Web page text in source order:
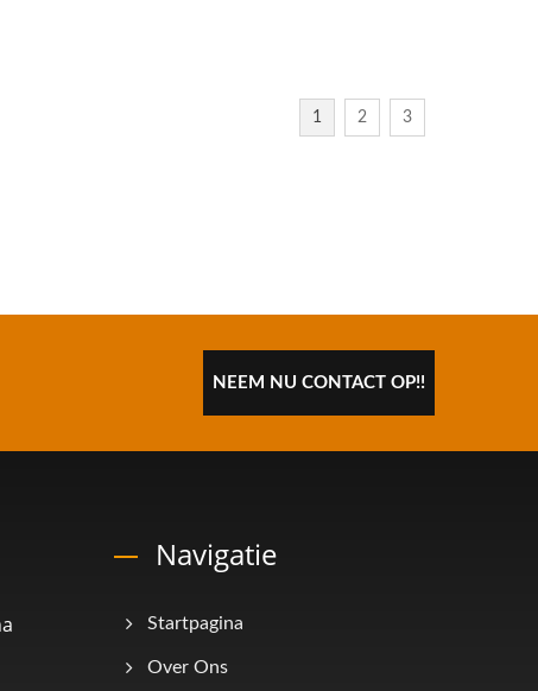
1 2 3
NEEM NU CONTACT OP!!
Navigatie
Startpagina
Over Ons